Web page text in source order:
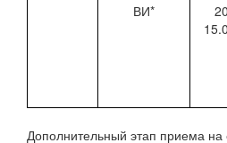
ВИ*
Дополнительный этап приема на